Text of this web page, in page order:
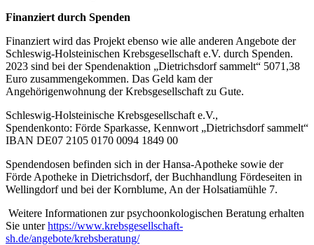
Finanziert durch Spenden
Finanziert wird das Projekt ebenso wie alle anderen Angebote der
Schleswig-Holsteinischen Krebsgesellschaft e.V. durch Spenden.
2023 sind bei der Spendenaktion „Dietrichsdorf sammelt“ 5071,38
Euro zusammengekommen. Das Geld kam der
Angehörigenwohnung der Krebsgesellschaft zu Gute.
Schleswig-Holsteinische Krebsgesellschaft e.V.,
Spendenkonto: Förde Sparkasse, Kennwort „Dietrichsdorf sammelt“
IBAN DE07 2105 0170 0094 1849 00
Spendendosen befinden sich in der Hansa-Apotheke sowie der
Förde Apotheke in Dietrichsdorf, der Buchhandlung Fördeseiten in
Wellingdorf und bei der Kornblume, An der Holsatiamühle 7.
Weitere Informationen zur psychoonkologischen Beratung erhalten
Sie unterhttps://www.krebsgesellschaft-
sh.de/angebote/krebsberatung/